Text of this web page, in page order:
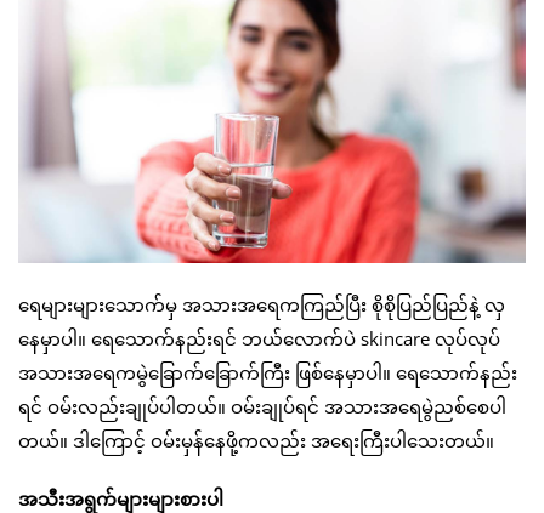
ရေများများသောက်မှ အသားအရေကကြည်ပြီး စိုစိုပြည်ပြည်နဲ့ လှ
နေမှာပါ။ ရေသောက်နည်းရင် ဘယ်လောက်ပဲ skincare လုပ်လုပ်
အသားအရေကမွဲခြောက်ခြောက်ကြီး ဖြစ်နေမှာပါ။ ရေသောက်နည်း
ရင် ဝမ်းလည်းချုပ်ပါတယ်။ ဝမ်းချုပ်ရင် အသားအရေမွဲညစ်စေပါ
တယ်။ ဒါကြောင့် ဝမ်းမှန်နေဖို့ကလည်း အရေးကြီးပါသေးတယ်။
အသီးအရွက်များများစားပါ